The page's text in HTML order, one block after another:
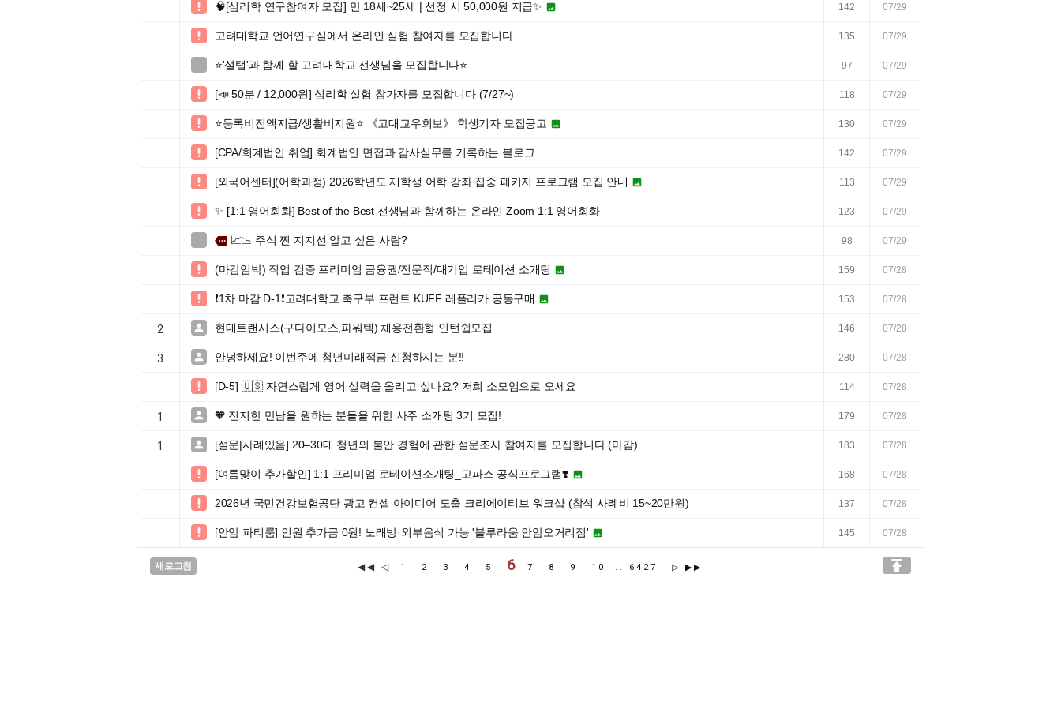
 🧠[심리학 연구참여자 모집] 만 18세~25세 | 선정 시 50,000원 지급✨  142 07/29
 고려대학교 언어연구실에서 온라인 실험 참여자를 모집합니다 135 07/29
⭐'설탭'과 함께 할 고려대학교 선생님을 모집합니다⭐ 97 07/29
 [📣 50분 / 12,000원] 심리학 실험 참가자를 모집합니다 (7/27~) 118 07/29
 ⭐️등록비전액지급/생활비지원⭐️ 《고대교우회보》 학생기자 모집공고  130 07/29
 [CPA/회계법인 취업] 회계법인 면접과 감사실무를 기록하는 블로그 142 07/29
 [외국어센터](어학과정) 2026학년도 재학생 어학 강좌 집중 패키지 프로그램 모집 안내  113 07/29
 ✨ [1:1 영어회화] Best of the Best 선생님과 함께하는 온라인 Zoom 1:1 영어회화 123 07/29
more 📈📉 주식 찐 지지선 알고 싶은 사람? 98 07/29
 (마감임박) 직업 검증 프리미엄 금융권/전문직/대기업 로테이션 소개팅  159 07/28
 ❗️1차 마감 D-1❗️고려대학교 축구부 프런트 KUFF 레플리카 공동구매  153 07/28
2  현대트랜시스(구다이모스,파워텍) 채용전환형 인턴쉽모집 146 07/28
3  안녕하세요! 이번주에 청년미래적금 신청하시는 분!! 280 07/28
 [D-5] 🇺🇸 자연스럽게 영어 실력을 올리고 싶나요? 저희 소모임으로 오세요 114 07/28
1  🧡 진지한 만남을 원하는 분들을 위한 사주 소개팅 3기 모집! 179 07/28
1  [설문|사례있음] 20–30대 청년의 불안 경험에 관한 설문조사 참여자를 모집합니다 (마감) 183 07/28
 [여름맞이 추가할인] 1:1 프리미엄 로테이션소개팅_고파스 공식프로그램❣️  168 07/28
 2026년 국민건강보험공단 광고 컨셉 아이디어 도출 크리에이티브 워크샵 (참석 사례비 15~20만원) 137 07/28
 [안암 파티룸] 인원 추가금 0원! 노래방·외부음식 가능 '블루라움 안암오거리점'  145 07/28
새로고침 ◀◀ ◁ 1 2 3 4 5 6 7 8 9 10 .. 6427 ▷ ▶▶ 